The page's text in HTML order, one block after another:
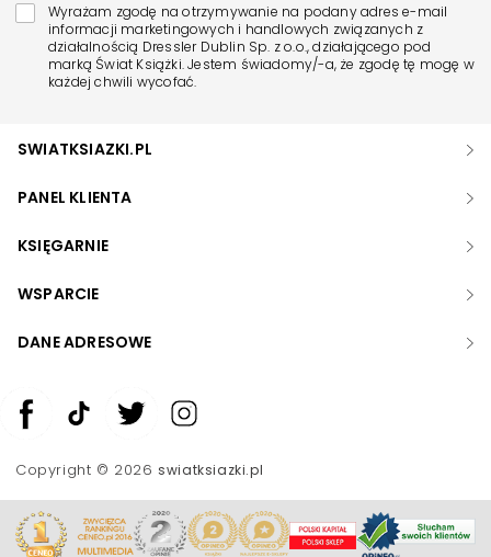
Wyrażam zgodę na otrzymywanie na podany adres e-mail
informacji marketingowych i handlowych związanych z
działalnością Dressler Dublin Sp. z o.o., działającego pod
marką Świat Książki. Jestem świadomy/-a, że zgodę tę mogę w
każdej chwili wycofać.
SWIATKSIAZKI.PL
PANEL KLIENTA
KSIĘGARNIE
WSPARCIE
DANE ADRESOWE
Copyright © 2026swiatksiazki.pl
Zwiększ rozmiar czcionki
Skala szarości